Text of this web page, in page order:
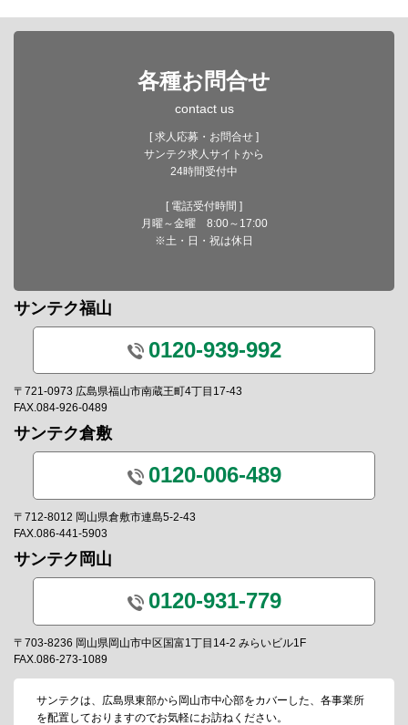
各種お問合せ
contact us
[ 求人応募・お問合せ ]
サンテク求人サイトから
24時間受付中
[ 電話受付時間 ]
月曜～金曜 8:00～17:00
※土・日・祝は休日
サンテク福山
0120-939-992
〒721-0973 広島県福山市南蔵王町4丁目17-43
FAX.084-926-0489
サンテク倉敷
0120-006-489
〒712-8012 岡山県倉敷市連島5-2-43
FAX.086-441-5903
サンテク岡山
0120-931-779
〒703-8236 岡山県岡山市中区国富1丁目14-2 みらいビル1F
FAX.086-273-1089
サンテクは、広島県東部から岡山市中心部をカバーした、各事業所
を配置しておりますのでお気軽にお訪ねください。